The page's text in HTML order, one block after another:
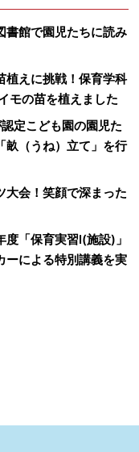
書館で園児たちに読み
植えに挑戦！保育学科
モの苗を植えました
定こども園の園児た
畝（うね）立て」を行
大会！笑顔で深まった
度「保育実習Ⅰ(施設)」
ーによる特別講義を実